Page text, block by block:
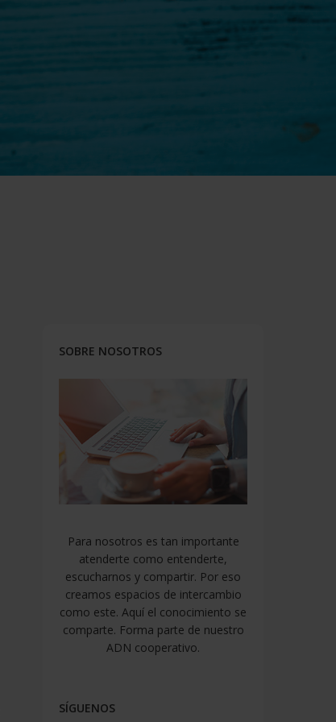
SOBRE NOSOTROS
Para nosotros es tan importante
atenderte como entenderte,
escucharnos y compartir. Por eso
creamos espacios de intercambio
como este. Aquí el conocimiento se
comparte. Forma parte de nuestro
ADN cooperativo.
SÍGUENOS